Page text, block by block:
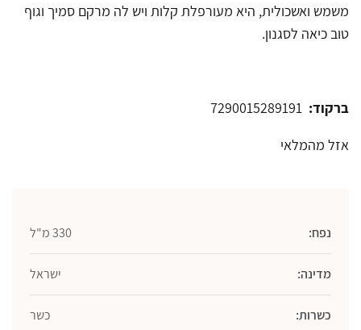
משמש ואשכולית, היא מעורפלת קלות ויש לה מרקם סמיך וגוף
טוב כיאה לסגנון.
ברקוד:
אזל מהמלאי
נפח: 330 מ"ל
מדינה: ישראל
כשרות: כשר